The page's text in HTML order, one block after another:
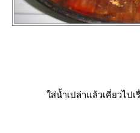
ส่น้ำเปล่าแล้วเคี่ยวไปเ